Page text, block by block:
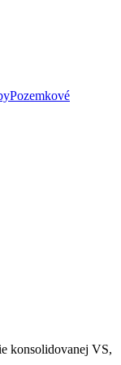
Pozemkové
konsolidovanej VS,